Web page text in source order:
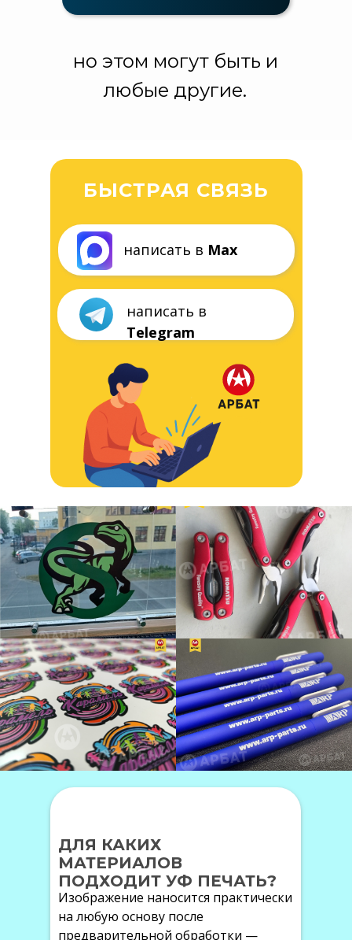
но этом могут быть и
любые другие.
ДЛЯ КАКИХ
МАТЕРИАЛОВ
ПОДХОДИТ УФ ПЕЧАТЬ?
Изображение наносится практически
на любую основу после
предварительной обработки —